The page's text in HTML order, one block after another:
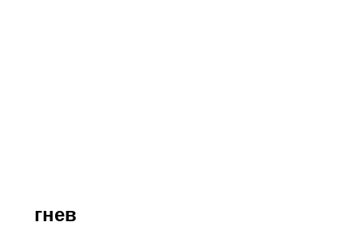
гнев